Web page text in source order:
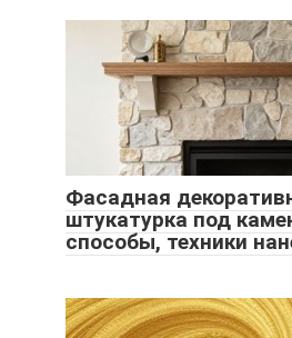
Фасадная
штукатурка под
способы, техники